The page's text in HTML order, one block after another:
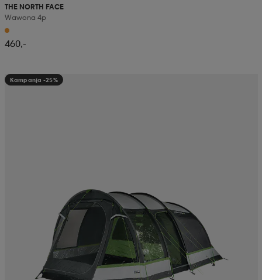
THE NORTH FACE
Wawona 4p
460,-
Kampanja -25%